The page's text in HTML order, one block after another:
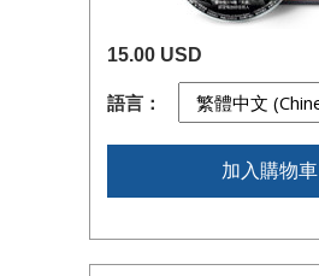
15.00 USD
語言：
加入購物車